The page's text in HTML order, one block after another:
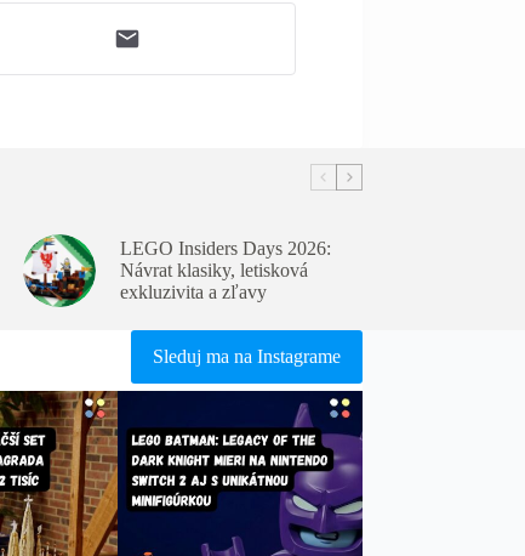
LEGO Insiders Days 2026:
Návrat klasiky, letisková
exkluzivita a zľavy
Sleduj ma na Instagrame